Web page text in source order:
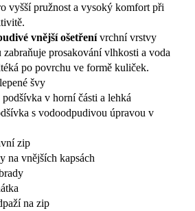
vyšší pružnost a vysoký komfort při
vnější ošetřenívrchní vrstvy
zabraňuje prosakování vlhkosti a voda
po povrchu ve formě kuliček.
švy
v horní části a lehká
s vodoodpudivou úpravou v
zip
na vnějších kapsách
na zip